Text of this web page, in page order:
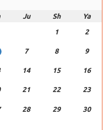
Ju Sh
Ya
1
2
7 8 9
14 15 16
21 22 23
28 29 30